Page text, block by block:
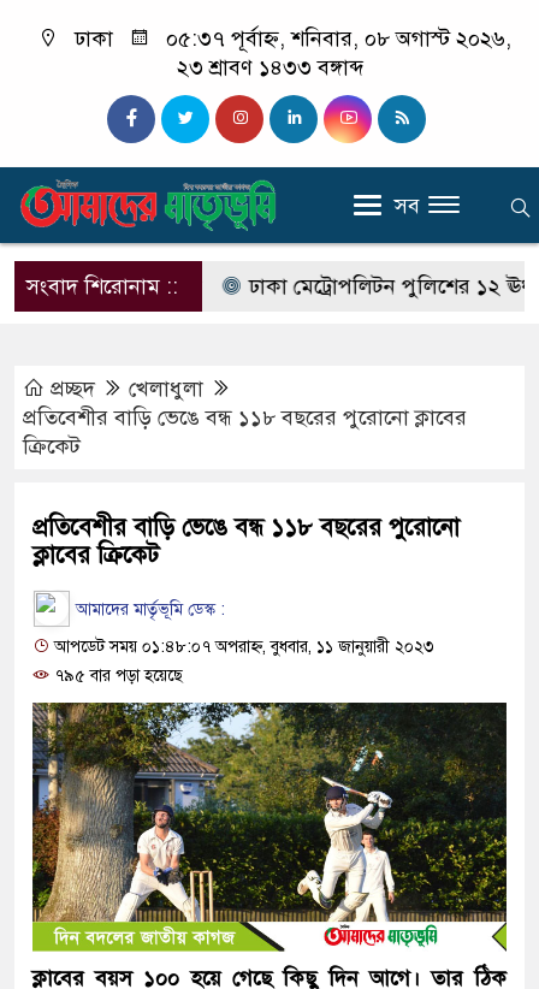
ঢাকা
০৫:৩৭ পূর্বাহ্ন, শনিবার, ০৮ অগাস্ট ২০২৬,
২৩ শ্রাবণ ১৪৩৩ বঙ্গাব্দ
সব
সংবাদ শিরোনাম ::
নির্দেশ ঢাকা মেট্রোপলিটন পুলিশের ১২ ঊর্ধ্বতন
প্রচ্ছদ
খেলাধুলা
প্রতিবেশীর বাড়ি ভেঙে বন্ধ ১১৮ বছরের পুরোনো ক্লাবের
ক্রিকেট
প্রতিবেশীর বাড়ি ভেঙে বন্ধ ১১৮ বছরের পুরোনো
ক্লাবের ক্রিকেট
আমাদের মার্তৃভূমি ডেস্ক :
আপডেট সময় ০১:৪৮:০৭ অপরাহ্ন, বুধবার, ১১ জানুয়ারী ২০২৩
৭৯৫ বার পড়া হয়েছে
ক্লাবের বয়স ১০০ হয়ে গেছে কিছু দিন আগে। তার ঠিক